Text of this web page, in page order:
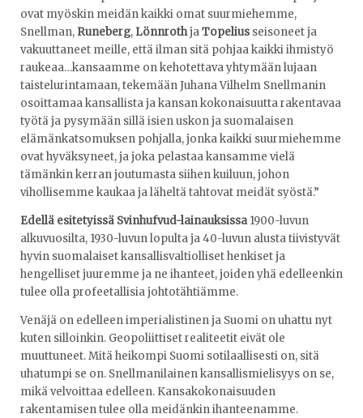
ovat myöskin meidän kaikki omat suurmiehemme,
Snellman, Runeberg, LönnrothjaTopelius seisoneet ja
vakuuttaneet meille, että ilman sitä pohjaa kaikki ihmistyö
raukeaa…kansaamme on kehotettava yhtymään lujaan
taistelurintamaan, tekemään Juhana Vilhelm Snellmanin
osoittamaa kansallista ja kansan kokonaisuutta rakentavaa
työtä ja pysymään sillä isien uskon ja suomalaisen
elämänkatsomuksen pohjalla, jonka kaikki suurmiehemme
ovat hyväksyneet, ja joka pelastaa kansamme vielä
tämänkin kerran joutumasta siihen kuiluun, johon
vihollisemme kaukaa ja läheltä tahtovat meidät syöstä.”
Edellä esitetyissä Svinhufvud-lainauksissa1900-luvun
alkuvuosilta, 1930-luvun lopulta ja 40-luvun alusta tiivistyvät
hyvin suomalaiset kansallisvaltiolliset henkiset ja
hengelliset juuremme ja ne ihanteet, joiden yhä edelleenkin
tulee olla profeetallisia johtotähtiämme.
Venäjä on edelleen imperialistinen ja Suomi on uhattu nyt
kuten silloinkin. Geopoliittiset realiteetit eivät ole
muuttuneet. Mitä heikompi Suomi sotilaallisesti on, sitä
uhatumpi se on. Snellmanilainen kansallismielisyys on se,
mikä velvoittaa edelleen. Kansakokonaisuuden
rakentamisen tulee olla meidänkin ihanteenamme.